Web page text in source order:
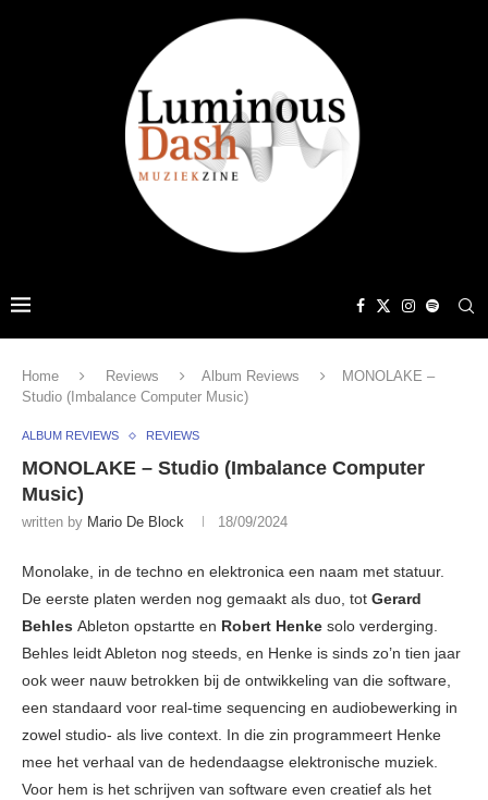
Home Reviews Album Reviews
MONOLAKE –
Studio (Imbalance Computer Music)
ALBUM REVIEWS REVIEWS
MONOLAKE – Studio (Imbalance Computer
Music)
written by Mario De Block 18/09/2024
Monolake, in de techno en elektronica een naam met statuur.
De eerste platen werden nog gemaakt als duo, tot Gerard
Behles Ableton opstartte en Robert Henke solo verderging.
Behles leidt Ableton nog steeds, en Henke is sinds zo’n tien jaar
ook weer nauw betrokken bij de ontwikkeling van die software,
een standaard voor real-time sequencing en audiobewerking in
zowel studio- als live context. In die zin programmeert Henke
mee het verhaal van de hedendaagse elektronische muziek.
Voor hem is het schrijven van software even creatief als het